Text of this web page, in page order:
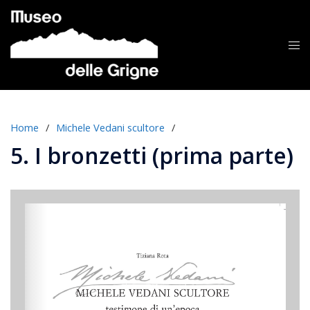
Vai
contenuto
Home / Michele Vedani scultore /
5. I bronzetti (prima parte)